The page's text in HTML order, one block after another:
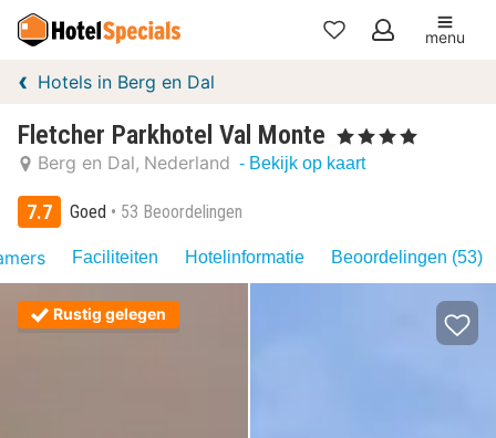
Mijn
menu
Hotels in Berg en Dal
Fletcher Parkhotel Val Monte , 4 Sterren
Berg en Dal Nederland - Bekijk op kaart
7.7 Goed 53 Beoordelingen
Faciliteiten Hotelinformatie Beoordelingen (53)
Rustig gelegen